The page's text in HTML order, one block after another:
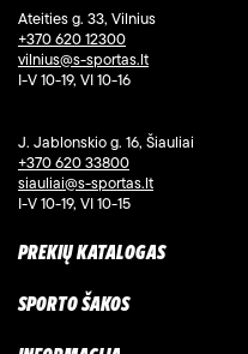
Ateities g. 33, Vilnius
+370 620 12300
vilnius@s-sportas.lt
I-V 10-19, VI 10-16
J. Jablonskio g. 16, Šiauliai
+370 620 33800
siauliai@s-sportas.lt
I-V 10-19, VI 10-15
PREKIŲ KATALOGAS
SPORTO ŠAKOS